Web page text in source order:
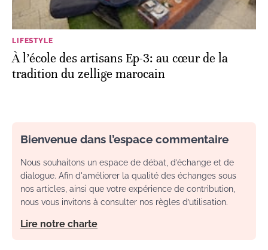
LIFESTYLE
À l’école des artisans Ep-3: au cœur de la
tradition du zellige marocain
Bienvenue dans l’espace commentaire
Nous souhaitons un espace de débat, d’échange et de
dialogue. Afin d'améliorer la qualité des échanges sous
nos articles, ainsi que votre expérience de contribution,
nous vous invitons à consulter nos règles d’utilisation.
Lire notre charte